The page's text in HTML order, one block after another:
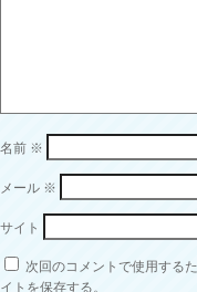
名前 ※
メール ※
サイト
次回のコメントで使用する
イトを保存する。